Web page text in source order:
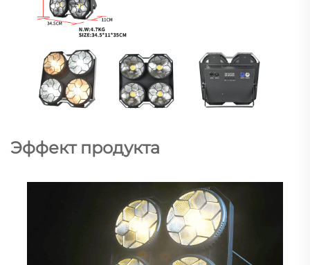
Эффект продукта